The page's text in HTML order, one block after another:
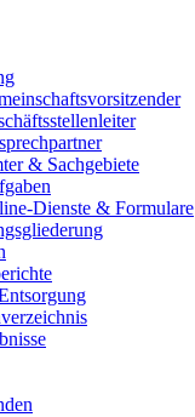
& Sachgebiete
Dienste & Formulare